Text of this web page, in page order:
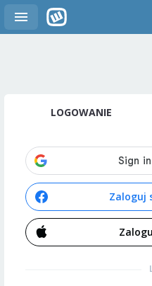
LOGOWANIE
Zaloguj